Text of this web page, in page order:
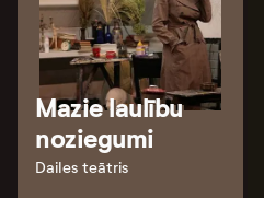
Mazie laulību
noziegumi
Dailes teātris